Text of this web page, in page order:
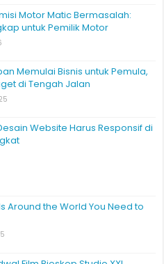
Motor Matic Bermasalah:
Memulai Bisnis untuk Pemula,
Website Harus Responsif di
Around the World You Need to